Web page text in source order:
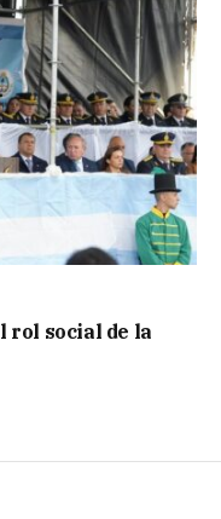
rol social de la